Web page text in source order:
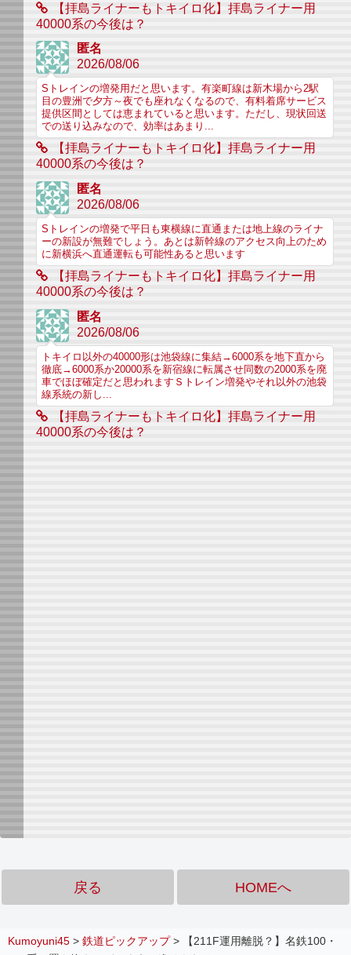
【拝島ライナーもトキイロ化】拝島ライナー用
40000系の今後は？
匿名
2026/08/06
Sトレインの増発用だと思います。有楽町線は新木場から2駅
目の豊洲で夕方～夜でも座れなくなるので、有料着席サービス
提供区間としては恵まれていると思います。ただし、現状回送
での送り込みなので、効率はあまり...
【拝島ライナーもトキイロ化】拝島ライナー用
40000系の今後は？
匿名
2026/08/06
Sトレインの増発で平日も東横線に直通または地上線のライナ
ーの新設が無難でしょう。あとは新幹線のアクセス向上のため
に新横浜へ直通運転も可能性あると思います
【拝島ライナーもトキイロ化】拝島ライナー用
40000系の今後は？
匿名
2026/08/06
トキイロ以外の40000形は池袋線に集結→6000系を地下直から
徹底→6000系か20000系を新宿線に転属させ同数の2000系を廃
車でほぼ確定だと思われますＳトレイン増発やそれ以外の池袋
線系統の新し...
【拝島ライナーもトキイロ化】拝島ライナー用
40000系の今後は？
戻る HOMEへ
Kumoyuni45 > 鉄道ピックアップ>
【211F運用離脱？】名鉄100・